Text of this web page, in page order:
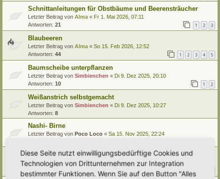
Schnittanleitungen für Obstbäume und Beerensträucher
Letzter Beitrag von Alma « Fr 1. Mai 2026, 07:11
Antworten: 21 1 2 3
Blaubeeren
Letzter Beitrag von Alma « So 15. Feb 2026, 12:52
Antworten: 44 1 2 3 4 5
Baumscheibe unterpflanzen
Letzter Beitrag von Simbienchen « Di 9. Dez 2025, 20:10
Antworten: 10 1 2
Weißanstrich selbstgemacht
Letzter Beitrag von Simbienchen « Di 9. Dez 2025, 10:27
Antworten: 8
Nashi- Birne
Letzter Beitrag von Poco Loco « Sa 15. Nov 2025, 22:24
Pfirsich
Letzter Beitrag vonAlma« Sa 15. Nov 2025, 07:16
Antworten:
13
Diese Seite nutzt einwilligungsbedürftige Cookies und
Technologien von Drittunternehmen zur Integration
bestimmter Funktionen. Wenn Sie auf den Button "Alles